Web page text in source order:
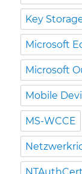
Key
Microsoft
Microsoft
Mobile
MS-WCCE